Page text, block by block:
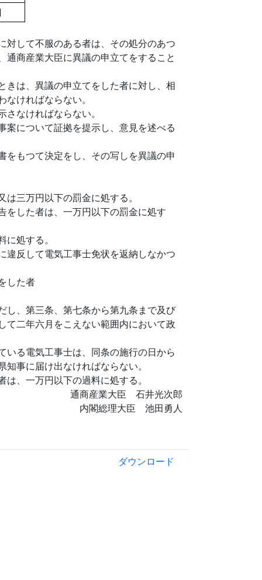
対して不服のある者は、その処分のあつ
商産業大臣に異議の申立てをすること
きは、異議の申立てをした者に対し、相
ければならない。
なければならない。
案について証拠を提示し、意見を述べる
をもつて決定をし、その写しを異議の申
三万円以下の罰金に処する。
をした者は、一万円以下の罰金に処す
処する。
違反して電気工事士免状を返納しなかつ
した者
し、第三条、第七条から第九条まで及び
て二年六月をこえない範囲内において政
いる電気工事士は、同条の施行の日から
事に届け出なければならない。
、一万円以下の過料に処する。
通商産業大臣 石井光次郎
内閣総理大臣 池田勇人
ダウンロード